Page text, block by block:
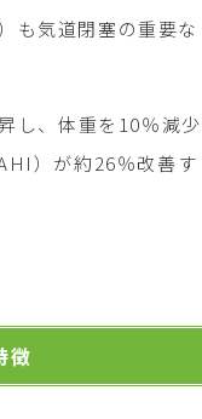
も気道閉塞の重要な
し、体重を10％減少
）が約26％改善す
徴